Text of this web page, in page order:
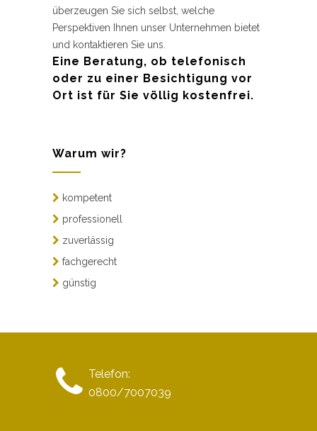
überzeugen Sie sich selbst, welche
Perspektiven Ihnen unser Unternehmen bietet
und kontaktieren Sie uns.
Eine Beratung, ob telefonisch
oder zu einer Besichtigung vor
Ort ist für Sie völlig kostenfrei.
Warum wir?
kompetent
professionell
zuverlässig
fachgerecht
günstig
Telefon:
0800/7007039